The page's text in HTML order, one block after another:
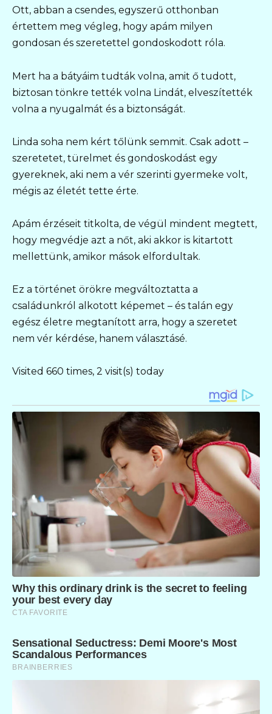
Ott, abban a csendes, egyszerű otthonban
értettem meg végleg, hogy apám milyen
gondosan és szeretettel gondoskodott róla.
Mert ha a bátyáim tudták volna, amit ő tudott,
biztosan tönkre tették volna Lindát, elveszítették
volna a nyugalmát és a biztonságát.
Linda soha nem kért tőlünk semmit. Csak adott –
szeretetet, türelmet és gondoskodást egy
gyereknek, aki nem a vér szerinti gyermeke volt,
mégis az életét tette érte.
Apám érzéseit titkolta, de végül mindent megtett,
hogy megvédje azt a nőt, aki akkor is kitartott
mellettünk, amikor mások elfordultak.
Ez a történet örökre megváltoztatta a
családunkról alkotott képemet – és talán egy
egész életre megtanított arra, hogy a szeretet
nem vér kérdése, hanem választásé.
Visited 660 times, 2 visit(s) today